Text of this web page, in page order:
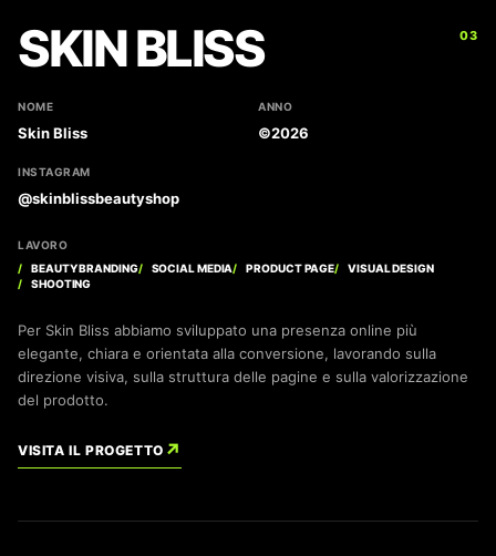
03
SKIN BLISS
NOME
Skin Bliss
ANNO
©2026
INSTAGRAM
@skinblissbeautyshop
LAVORO
BEAUTY BRANDING
SOCIAL MEDIA PRODUCT PAGE
VISUAL DESIGN
SHOOTING
Per Skin Bliss abbiamo sviluppato una presenza online più
elegante, chiara e orientata alla conversione, lavorando sulla
direzione visiva, sulla struttura delle pagine e sulla valorizzazione
del prodotto.
VISITA IL PROGETTO ↗